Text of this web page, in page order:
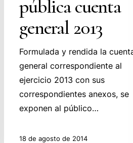
cuenta
general
2013
pública cuenta
general 2013
Formulada y rendida la
general correspondiente al
ejercicio 2013 con sus
correspondientes anexos, se
exponen al público…
18 de agosto de 2014